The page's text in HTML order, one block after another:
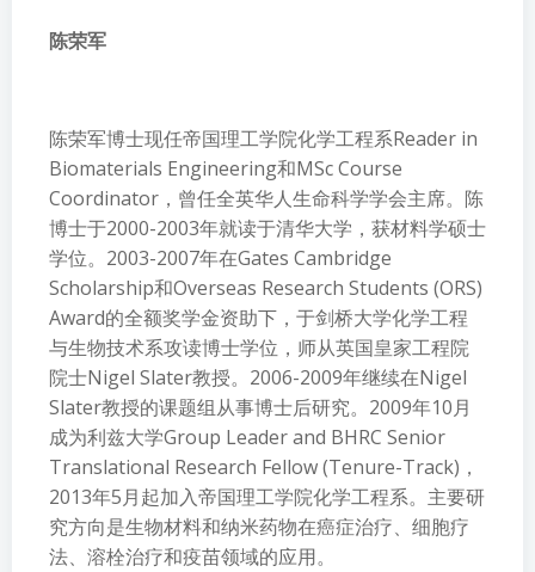
陈荣军
陈荣军博士现任帝国理工学院化学工程系Reader in
Biomaterials Engineering和MSc Course
Coordinator，曾任全英华人生命科学学会主席。陈
博士于2000-2003年就读于清华大学，获材料学硕士
学位。2003-2007年在Gates Cambridge
Scholarship和Overseas Research Students (ORS)
Award的全额奖学金资助下，于剑桥大学化学工程
与生物技术系攻读博士学位，师从英国皇家工程院
院士Nigel Slater教授。2006-2009年继续在Nigel
Slater教授的课题组从事博士后研究。2009年10月
成为利兹大学Group Leader and BHRC Senior
Translational Research Fellow (Tenure-Track)，
2013年5月起加入帝国理工学院化学工程系。主要研
究方向是生物材料和纳米药物在癌症治疗、细胞疗
法、溶栓治疗和疫苗领域的应用。